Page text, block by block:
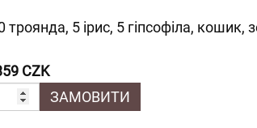
троянда, 5 ірис, 5 гіпсофіла, кошик,
CZK
ЗАМОВИТИ